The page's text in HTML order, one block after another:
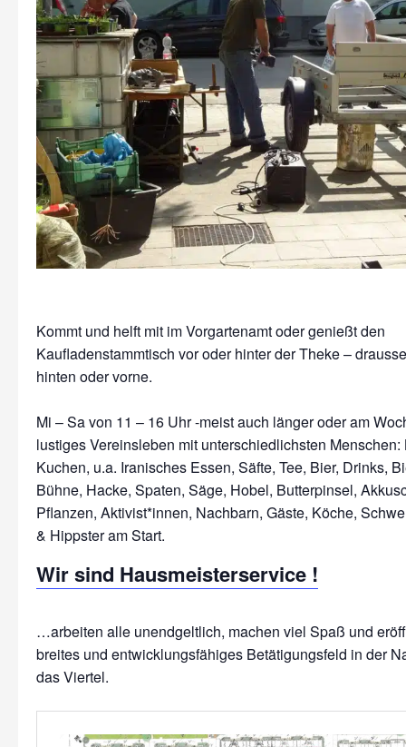
Kommt und helft mit im Vorgartenamt oder genießt den
Kaufladenstammtisch vor oder hinter der Theke –
hinten oder vorne.
Mi – Sa von 11 – 16 Uhr -meist auch länger oder am
lustiges Vereinsleben mit unterschiedlichsten Menschen:
Kuchen, u.a. Iranisches Essen, Säfte, Tee, Bier, Drinks,
Bühne, Hacke, Spaten, Säge, Hobel, Butterpinsel,
Pflanzen, Aktivist*innen, Nachbarn, Gäste, Köche,
Wir sind Hausmeisterservice !
…arbeiten alle unendgeltlich, machen viel Spaß und
breites und entwicklungsfähiges Betätigungsfeld in der
das Viertel.